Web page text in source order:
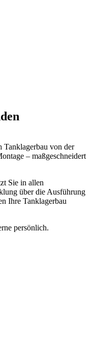
Tanklagerbau von der
– maßgeschneidert
Sie in allen
über die Ausführung
Ihre Tanklagerbau
persönlich.